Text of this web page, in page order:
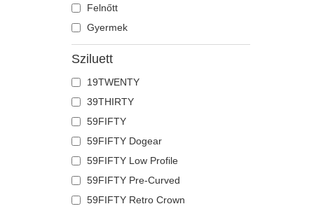
Egyszarvú
Farkas
Flamingó
Fóka
Főnix
Francia bulldog
Galamb
Gepárd
Gyík
Hangya
Holló
Felnőtt
Gyermek
Sziluett
19TWENTY
39THIRTY
59FIFTY
59FIFTY Dogear
59FIFTY Low Profile
59FIFTY Pre-Curved
59FIFTY Retro Crown